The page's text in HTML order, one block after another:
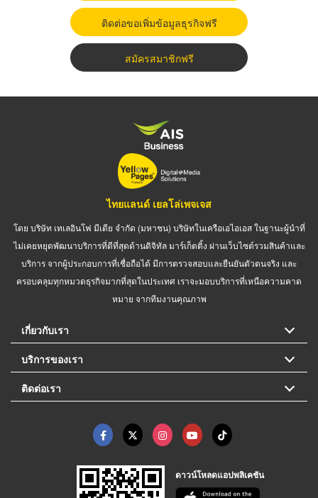
ติดต่อขอเพิ่มข้อมูลธุรกิจฟรี
สมัครสมาชิกฟรี
ไทยแลนด์ เยลโล่เพจเจส
โดย บริษัท เทเลอินโฟ มีเดีย จำกัด (มหาชน) บริษัทในเครือเอไอเอส ในฐานะผู้นำที่
ไม่เคยหยุดพัฒนาบริการที่ดีที่สุดด้านดิจิทัล มาร์เก็ตติ้ง ผ่านเว็บไซต์รวมสินค้าและ
บริการ จากผู้ประกอบการที่เชื่อถือได้ มีการตรวจสอบและยืนยันตัวตนจริง และ
ครอบคลุมทุกหมวดธุรกิจมากที่สุดในประเทศ เราจะมอบบริการที่เหนือความคาด
หมาย จากทีมงานคุณภาพ
เกี่ยวกับเรา
บริการของเรา
ติดต่อเรา
ดาวน์โหลดแอปพลิเคชัน